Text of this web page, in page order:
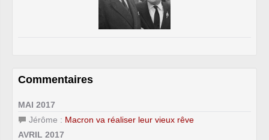
Commentaires
MAI 2017
Jérôme : Macron va réaliser leur vieux rêve
AVRIL 2017